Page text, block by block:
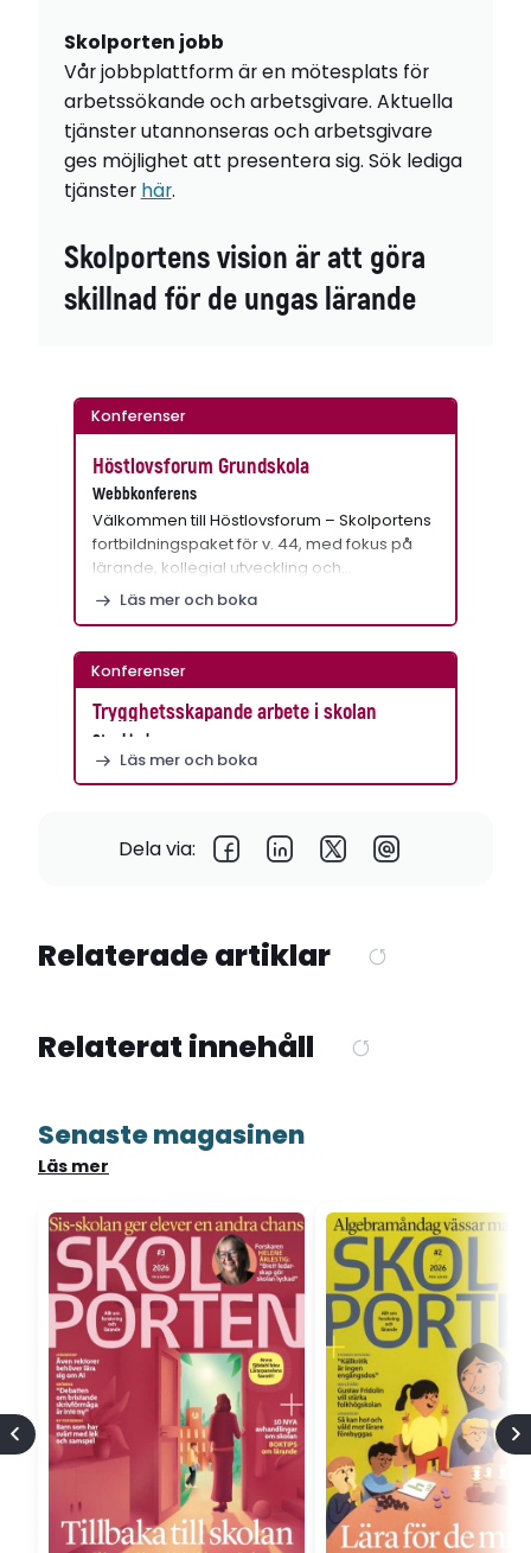
Skolporten jobb
Vår jobbplattform är en mötesplats för
arbetssökande och arbetsgivare. Aktuella
tjänster utannonseras och arbetsgivare
ges möjlighet att presentera sig. Sök lediga
tjänster här.
Skolportens vision är att göra
skillnad för de ungas lärande
Konferenser
Höstlovsforum Grundskola
Webbkonferens
Välkommen till Höstlovsforum – Skolportens
fortbildningspaket för v. 44, med fokus på
lärande, kollegial utveckling och…
Läs mer och boka
Konferenser
Trygghetsskapande arbete i skolan
Stockholm
Läs mer och boka
Dela via:
Relaterade artiklar
Relaterat innehåll
Senaste magasinen
Läs mer